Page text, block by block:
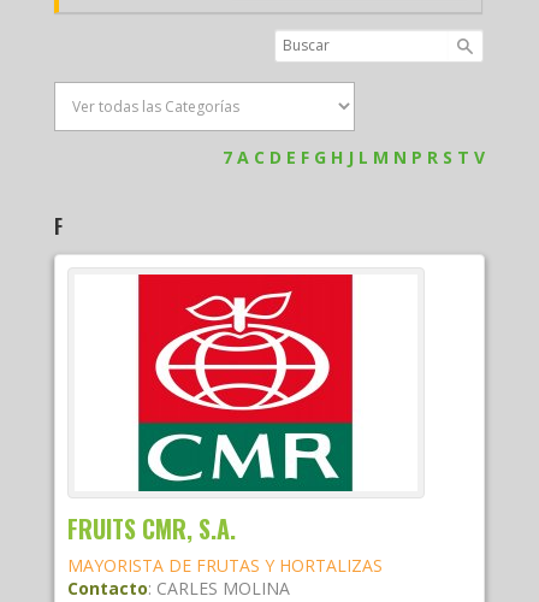
7 A C D E F G H J L M N P R S T V
F
FRUITS CMR, S.A.
MAYORISTA DE FRUTAS Y HORTALIZAS
Contacto: CARLES MOLINA